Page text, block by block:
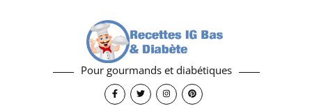
Pour gourmands et diabétiques